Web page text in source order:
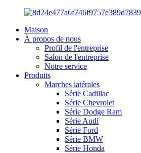
Maison
À propos de nous
Profil de l'entreprise
Salon de l'entreprise
Notre service
Produits
Marches latérales
Série Cadillac
Série Chevrolet
Série Dodge Ram
Série Audi
Série Ford
Série BMW
Série Honda